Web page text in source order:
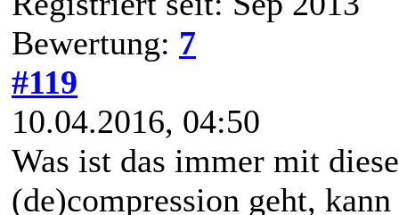
Bewertung: 7
#119
10.04.2016, 04:50
Was ist das immer mit
(de)compression geht,